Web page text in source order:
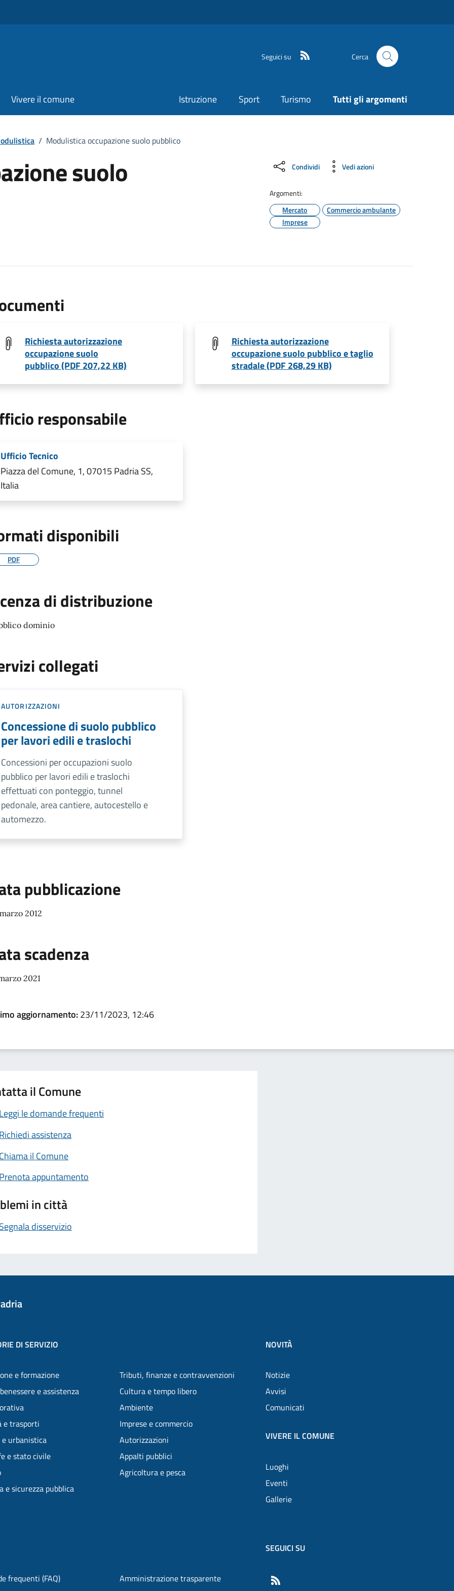
Seguici su Cerca
Vivere il comune Istruzione Sport Turismo Tutti gli argomenti
/ Modulistica occupazione suolo pubblico
suolo Condividi Vedi azioni
Argomenti:
Mercato
Commercio ambulante
Imprese
Richiesta autorizzazione
occupazione suolo
pubblico (PDF 207,22 KB)
Richiesta autorizzazione
occupazione suolo pubblico e taglio
stradale (PDF 268,29 KB)
responsabile
Ufficio Tecnico
Piazza del Comune, 1, 07015 Padria SS,
Italia
disponibili
PDF
di distribuzione
dominio
collegati
AUTORIZZAZIONI
Concessione di suolo pubblico
per lavori edili e traslochi
Concessioni per occupazioni suolo
pubblico per lavori edili e traslochi
effettuati con ponteggio, tunnel
pedonale, area cantiere, autocestello e
automezzo.
pubblicazione
2012
scadenza
2021
aggiornamento:23/11/2023, 12:46
il Comune
le domande frequenti
assistenza
il Comune
appuntamento
in città
disservizio
DI SERVIZIO
e formazione
e assistenza
e trasporti
urbanistica
e stato civile
e sicurezza pubblica
Tributi, finanze e contravvenzioni
Cultura e tempo libero
Ambiente
Imprese e commercio
Autorizzazioni
Appalti pubblici
Agricoltura e pesca
NOVITÀ
Notizie
Avvisi
Comunicati
VIVERE IL COMUNE
Luoghi
Eventi
Gallerie
frequenti (FAQ)
Amministrazione trasparente
SEGUICI SU